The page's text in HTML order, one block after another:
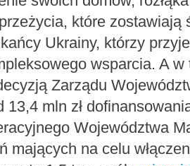
które zostawiają
Ukrainy, którzy
wsparcia. A w
Zarządu
13,4 mln zł
Województwa
mających na celu